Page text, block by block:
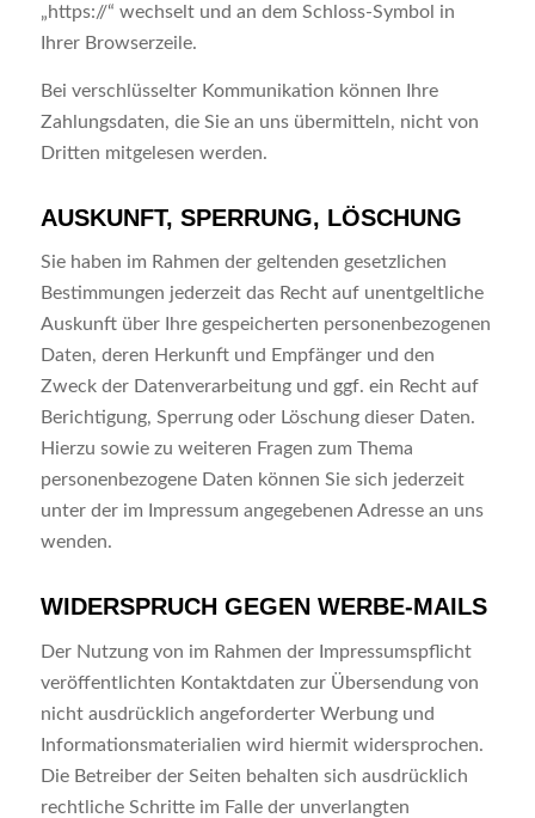
„https://“ wechselt und an dem Schloss-Symbol in
Ihrer Browserzeile.
Bei verschlüsselter Kommunikation können Ihre
Zahlungsdaten, die Sie an uns übermitteln, nicht von
Dritten mitgelesen werden.
AUSKUNFT, SPERRUNG, LÖSCHUNG
Sie haben im Rahmen der geltenden gesetzlichen
Bestimmungen jederzeit das Recht auf unentgeltliche
Auskunft über Ihre gespeicherten personenbezogenen
Daten, deren Herkunft und Empfänger und den
Zweck der Datenverarbeitung und ggf. ein Recht auf
Berichtigung, Sperrung oder Löschung dieser Daten.
Hierzu sowie zu weiteren Fragen zum Thema
personenbezogene Daten können Sie sich jederzeit
unter der im Impressum angegebenen Adresse an uns
wenden.
WIDERSPRUCH GEGEN WERBE-MAILS
Der Nutzung von im Rahmen der Impressumspflicht
veröffentlichten Kontaktdaten zur Übersendung von
nicht ausdrücklich angeforderter Werbung und
Informationsmaterialien wird hiermit widersprochen.
Die Betreiber der Seiten behalten sich ausdrücklich
rechtliche Schritte im Falle der unverlangten